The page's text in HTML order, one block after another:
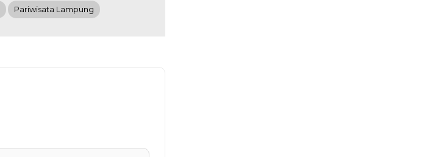
Pariwisata Lampung